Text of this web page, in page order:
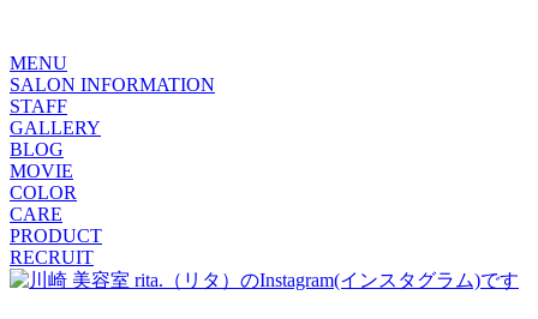
MENU
SALON INFORMATION
STAFF
GALLERY
BLOG
MOVIE
COLOR
CARE
PRODUCT
RECRUIT